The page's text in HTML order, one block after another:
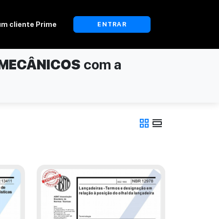
cliente Prime ENTRAR
com a
grid_view view_day